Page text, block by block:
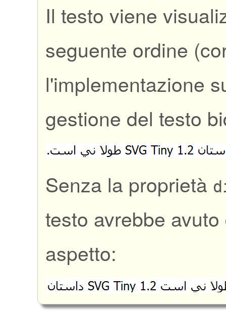
Il testo viene
seguente ordine
l'implementazione
gestione del testo
Senza la proprietà
testo avrebbe
aspetto: